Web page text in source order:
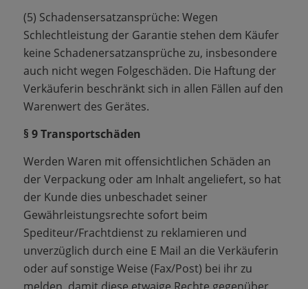
(5) Schadensersatzansprüche: Wegen
Schlechtleistung der Garantie stehen dem Käufer
keine Schadenersatzansprüche zu, insbesondere
auch nicht wegen Folgeschäden. Die Haftung der
Verkäuferin beschränkt sich in allen Fällen auf den
Warenwert des Gerätes.
§ 9 Transportschäden
Werden Waren mit offensichtlichen Schäden an
der Verpackung oder am Inhalt angeliefert, so hat
der Kunde dies unbeschadet seiner
Gewährleistungsrechte sofort beim
Spediteur/Frachtdienst zu reklamieren und
unverzüglich durch eine E Mail an die Verkäuferin
oder auf sonstige Weise (Fax/Post) bei ihr zu
melden, damit diese etwaige Rechte gegenüber